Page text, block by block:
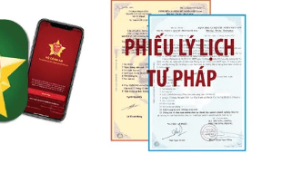
bố Danh mục thủ tục hành chính mới
đổi, bổ sung, bị bãi bỏ và phê duyệt
quy trình điện tử giải quyết thủ tục hành
lĩnh vực thuộc phạm vi chức năng quản
Thể tha
06/2026